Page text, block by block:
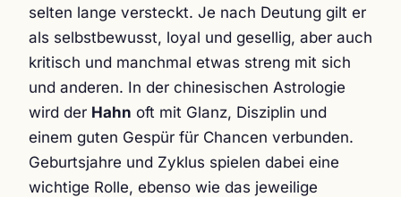
selten lange versteckt. Je nach Deutung gilt er
als selbstbewusst, loyal und gesellig, aber auch
kritisch und manchmal etwas streng mit sich
und anderen. In der chinesischen Astrologie
wird der Hahn oft mit Glanz, Disziplin und
einem guten Gespür für Chancen verbunden.
Geburtsjahre und Zyklus spielen dabei eine
wichtige Rolle, ebenso wie das jeweilige